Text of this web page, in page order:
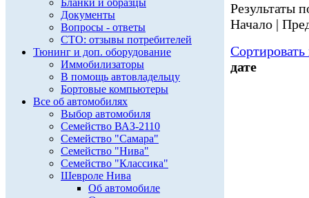
Бланки и образцы
Документы
Вопросы - ответы
СТО: отзывы потребителей
Тюнинг и доп. оборудование
Иммобилизаторы
В помощь автовладельцу
Бортовые компьютеры
Все об автомобилях
Выбор автомобиля
Семейство ВАЗ-2110
Семейство "Самара"
Семейство "Нива"
Семейство "Классика"
Шевроле Нива
Об автомобиле
Результаты
Начало |
дате